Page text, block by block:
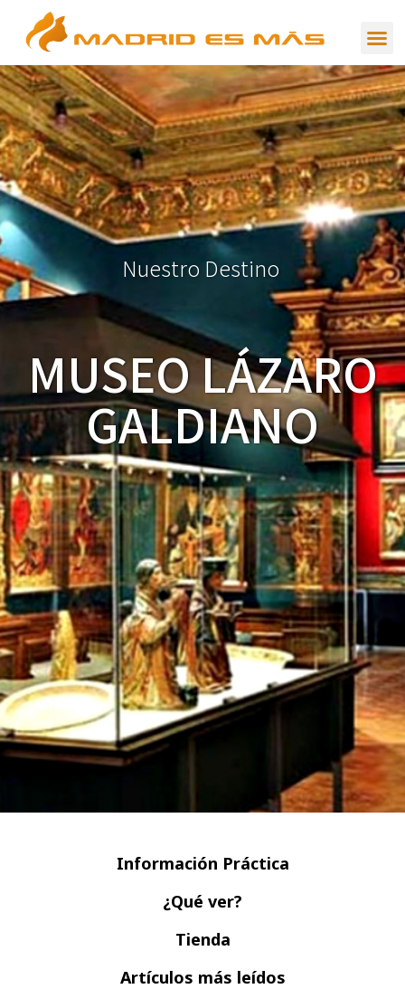
Nuestro Destino
MUSEO LÁZARO
GALDIANO
Información Práctica
¿Qué ver?
Tienda
Artículos más leídos